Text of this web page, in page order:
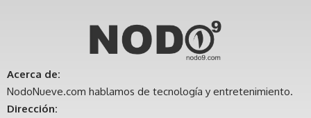
Acerca de:
NodoNueve.com hablamos de tecnología y entretenimiento.
Dirección: